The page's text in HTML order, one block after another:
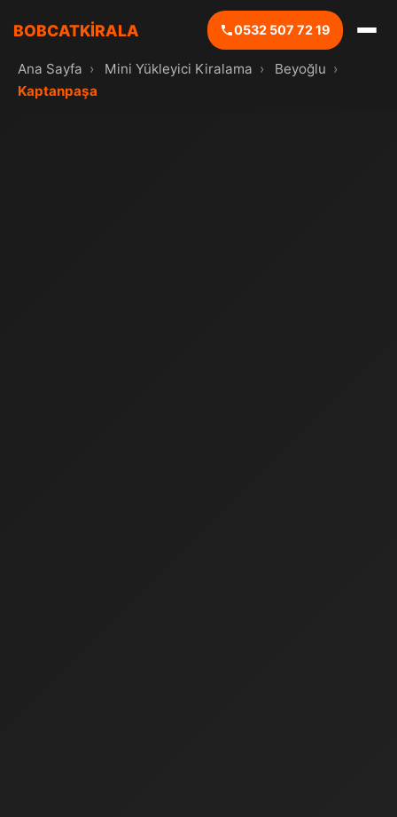
BOBCATKİRALA 0532 507 72 19
Ana Sayfa › Mini Yükleyici Kiralama › Beyoğlu ›
Kaptanpaşa